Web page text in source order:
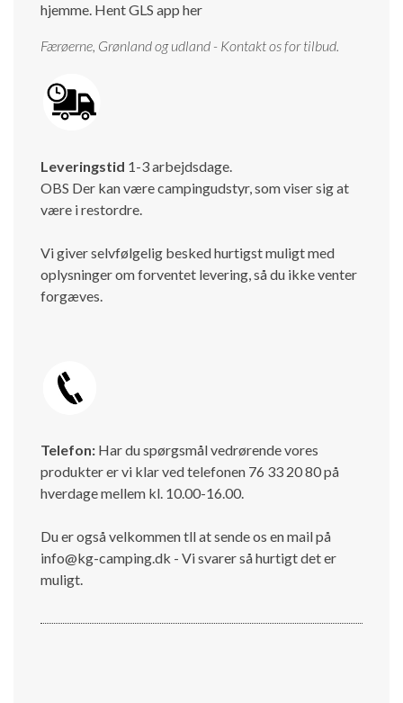
hjemme. Hent GLS app her
Færøerne, Grønland og udland - Kontakt os for tilbud.
Leveringstid 1-3 arbejdsdage.
OBS Der kan være campingudstyr, som viser sig at
være i restordre.
Vi giver selvfølgelig besked hurtigst muligt med
oplysninger om forventet levering, så du ikke venter
forgæves.
Telefon: Har du spørgsmål vedrørende vores
produkter er vi klar ved telefonen 76 33 20 80 på
hverdage mellem kl. 10.00-16.00.
Du er også velkommen tll at sende os en mail på
info@kg-camping.dk - Vi svarer så hurtigt det er
muligt.